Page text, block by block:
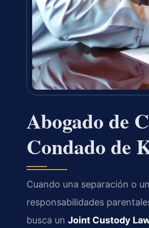
Abogado de
Condado de
Cuando una separación o
responsabilidades
busca un Joint Custody